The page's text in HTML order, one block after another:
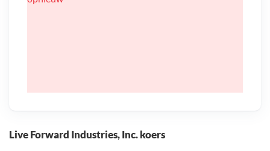
Live Forward Industries, Inc. koers